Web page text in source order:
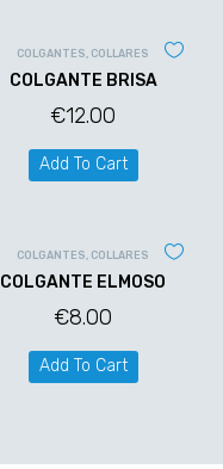
COLGANTES COLLARES
COLGANTE BRISA
€12.00
Add To Cart
COLGANTES COLLARES
COLGANTE ELMOSO
€8.00
Add To Cart